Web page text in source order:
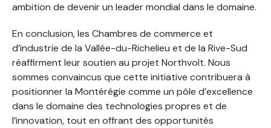
ambition de devenir un leader mondial dans le domaine.
En conclusion, les Chambres de commerce et
d’industrie de la Vallée-du-Richelieu et de la Rive-Sud
réaffirment leur soutien au projet Northvolt. Nous
sommes convaincus que cette initiative contribuera à
positionner la Montérégie comme un pôle d’excellence
dans le domaine des technologies propres et de
l’innovation, tout en offrant des opportunités